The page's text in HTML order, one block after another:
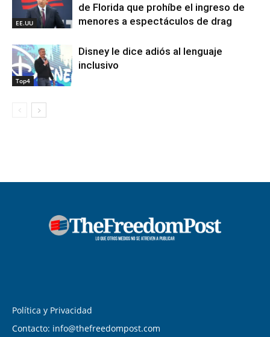
EE.UU
de Florida que prohíbe el ingreso de
menores a espectáculos de drag
Top4
Disney le dice adiós al lenguaje
inclusivo
Política y Privacidad
Contacto: info@thefreedompost.com